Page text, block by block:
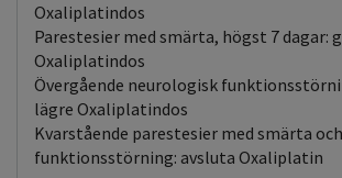
Oxaliplatindos
Parestesier med smärta, högst 7 dagar:
Oxaliplatindos
Övergående neurologisk
lägre Oxaliplatindos
Kvarstående parestesier med smärta
funktionsstörning: avsluta Oxaliplatin